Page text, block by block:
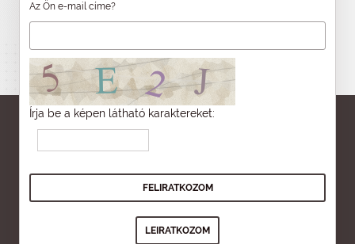
Az Ön e-mail címe?
Írja be a képen látható karaktereket: